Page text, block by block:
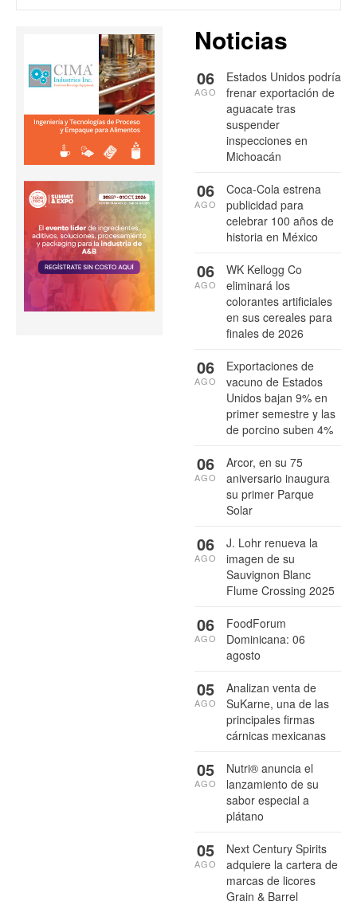
Noticias
Estados Unidos podría
frenar exportación de
aguacate tras
suspender
inspecciones en
Michoacán
06
AGO
Coca-Cola estrena
publicidad para
celebrar 100 años de
historia en México
06
AGO
WK Kellogg Co
eliminará los
colorantes artificiales
en sus cereales para
finales de 2026
06
AGO
Exportaciones de
vacuno de Estados
Unidos bajan 9% en
primer semestre y las
de porcino suben 4%
06
AGO
Arcor, en su 75
aniversario inaugura
su primer Parque
Solar
06
AGO
J. Lohr renueva la
imagen de su
Sauvignon Blanc
Flume Crossing 2025
06
AGO
FoodForum
Dominicana: 06
agosto
06
AGO
Analizan venta de
SuKarne, una de las
principales firmas
cárnicas mexicanas
05
AGO
Nutri® anuncia el
lanzamiento de su
sabor especial a
plátano
05
AGO
Next Century Spirits
adquiere la cartera de
marcas de licores
Grain & Barrel
05
AGO